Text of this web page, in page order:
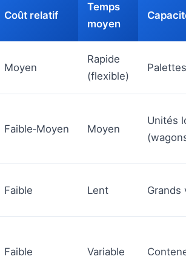
Coût relatif
Temps
moyen
Moyen
Rapide
(flexible)
Faible‑Moyen Moyen
Unités
Faible Lent Grands
Faible Variable